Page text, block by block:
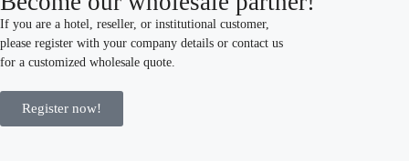
If you are a hotel, reseller, or institutional customer,
please register with your company details or contact us
for a customized wholesale quote.
Register now!